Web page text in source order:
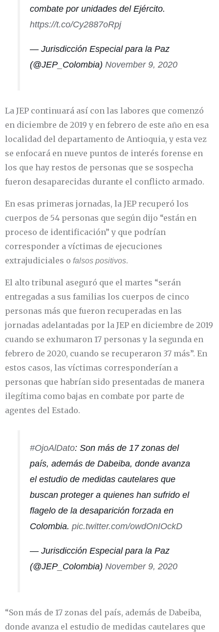
combate por unidades del Ejército.
https://t.co/Cy2887oRpj
— Jurisdicción Especial para la Paz
(@JEP_Colombia)November 9, 2020
La JEP continuará así con las labores que comenzó
en diciembre de 2019 y en febrero de este año en esa
localidad del departamento de Antioquia, y esta vez
se enfocará en nueve puntos de interés forense en
los que hay restos de personas que se sospecha
fueron desaparecidas durante el conflicto armado.
En esas primeras jornadas, la JEP recuperó los
cuerpos de 54 personas que según dijo “están en
proceso de identificación” y que podrían
corresponder a víctimas de ejecuciones
extrajudiciales o falsos positivos.
El alto tribunal aseguró que el martes “serán
entregadas a sus familias los cuerpos de cinco
personas más que fueron recuperadas en las
jornadas adelantadas por la JEP en diciembre de 2019
cuando se exhumaron 17 personas y la segunda en
febrero de 2020, cuando se recuperaron 37 más”. En
estos casos, las víctimas corresponderían a
personas que habrían sido presentadas de manera
ilegítima como bajas en combate por parte de
agentes del Estado.
#OjoAlDato: Son más de 17 zonas del
país, además de Dabeiba, donde avanza
el estudio de medidas cautelares que
buscan proteger a quienes han sufrido el
flagelo de la desaparición forzada en
Colombia.pic.twitter.com/owdOnIOckD
— Jurisdicción Especial para la Paz
(@JEP_Colombia)November 9, 2020
“Son más de 17 zonas del país, además de Dabeiba,
donde avanza el estudio de medidas cautelares que